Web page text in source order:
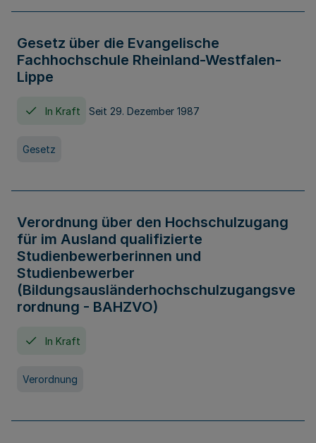
Gesetz über die Evangelische
Fachhochschule Rheinland-Westfalen-
Lippe
In Kraft Seit 29. Dezember 1987
Gesetz
Verordnung über den Hochschulzugang
für im Ausland qualifizierte
Studienbewerberinnen und
Studienbewerber
(Bildungsausländerhochschulzugangsve
rordnung - BAHZVO)
In Kraft
Verordnung